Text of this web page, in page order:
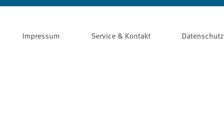
Impressum Service & Kontakt Datenschutz